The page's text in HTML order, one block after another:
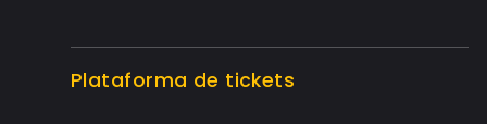
Plataforma de tickets